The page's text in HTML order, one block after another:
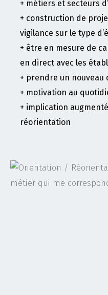
+ métiers et secteurs
+ construction de
vigilance sur le type
+ être en mesure de
en direct avec les
+ prendre un
+ motivation au
+ implication
réorientation